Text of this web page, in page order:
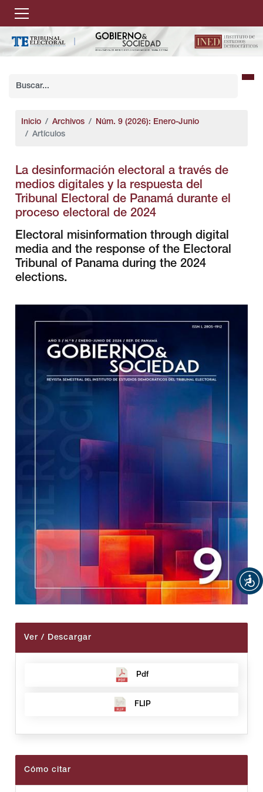
Inicio Archivos
Núm. 9 (2026): Enero-Junio
Artículos
La desinformación electoral a través de
medios digitales y la respuesta del
Tribunal Electoral de Panamá durante el
proceso electoral de 2024
Electoral misinformation through digital
media and the response of the Electoral
Tribunal of Panama during the 2024
elections.
Ver / Descargar
Pdf
FLIP
Cómo citar